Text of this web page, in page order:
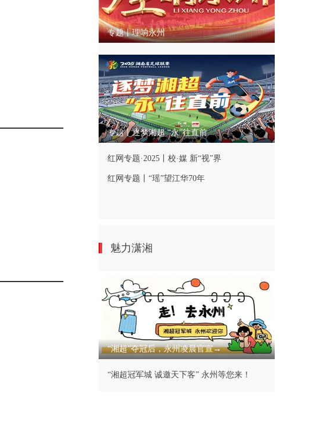
专题丨理响永州
专题丨逐梦湘超 “永”往直前
红网专题·2025丨校·媒 新“视”界
红网专题丨“瑶”望江华70年
魅力潇湘
“湘超”夺冠后，永州凌晨官宣→
“湘超冠军城 诚邀天下客” 永州等您来！